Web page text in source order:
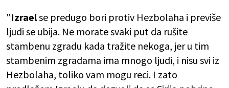
"Izraelse predugo bori protiv Hezbolaha i previše
ljudi se ubija. Ne morate svaki put da rušite
stambenu zgradu kada tražite nekoga, jer u tim
stambenim zgradama ima mnogo ljudi, i nisu svi iz
Hezbolaha, toliko vam mogu reci. I zato